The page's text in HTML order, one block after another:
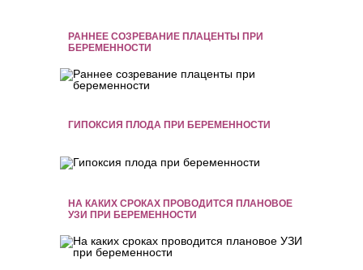
РАННЕЕ СОЗРЕВАНИЕ ПЛАЦЕНТЫ ПРИ
БЕРЕМЕННОСТИ
ГИПОКСИЯ ПЛОДА ПРИ БЕРЕМЕННОСТИ
НА КАКИХ СРОКАХ ПРОВОДИТСЯ ПЛАНОВОЕ
УЗИ ПРИ БЕРЕМЕННОСТИ